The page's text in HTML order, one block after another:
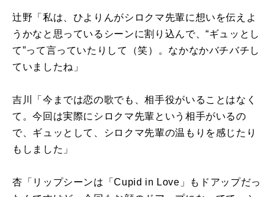
辻野「私は、ひよりんがシロクマ先輩に想いを伝えよ
うかなと思っているシーンに割り込んで、“ギュッとし
て”って言っていたりして（笑）。なかなかバチバチし
ていましたね」
吉川「今までは恋の歌でも、相手役がいることはなく
て。今回は実際にシロクマ先輩という相手がいるの
で、ギュッとして、シロクマ先輩の温もりを感じたり
もしました」
杏「リップシーンは「Cupid in Love 」もドアップだっ